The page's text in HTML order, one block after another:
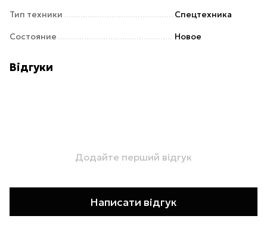
Тип техники Спецтехника
Состояние Новое
Відгуки
Додайте перший відгук
Написати відгук